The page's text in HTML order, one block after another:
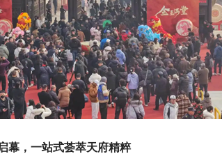
幕，一站式荟萃天府精粹